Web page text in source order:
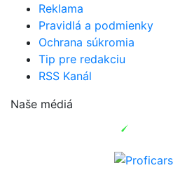
Reklama
Pravidlá a podmienky
Ochrana súkromia
Tip pre redakciu
RSS Kanál
Naše médiá